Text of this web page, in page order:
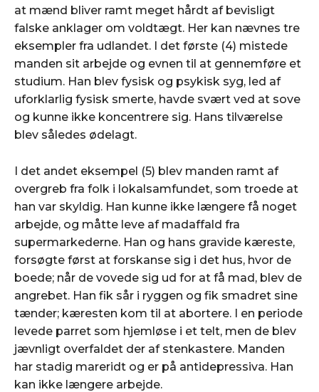
at mænd bliver ramt meget hårdt af bevisligt
falske anklager om voldtægt. Her kan nævnes tre
eksempler fra udlandet. I det første (4) mistede
manden sit arbejde og evnen til at gennemføre et
studium. Han blev fysisk og psykisk syg, led af
uforklarlig fysisk smerte, havde svært ved at sove
og kunne ikke koncentrere sig. Hans tilværelse
blev således ødelagt.
I det andet eksempel (5) blev manden ramt af
overgreb fra folk i lokalsamfundet, som troede at
han var skyldig. Han kunne ikke længere få noget
arbejde, og måtte leve af madaffald fra
supermarkederne. Han og hans gravide kæreste,
forsøgte først at forskanse sig i det hus, hvor de
boede; når de vovede sig ud for at få mad, blev de
angrebet. Han fik sår i ryggen og fik smadret sine
tænder; kæresten kom til at abortere. I en periode
levede parret som hjemløse i et telt, men de blev
jævnligt overfaldet der af stenkastere. Manden
har stadig mareridt og er på antidepressiva. Han
kan ikke længere arbejde.